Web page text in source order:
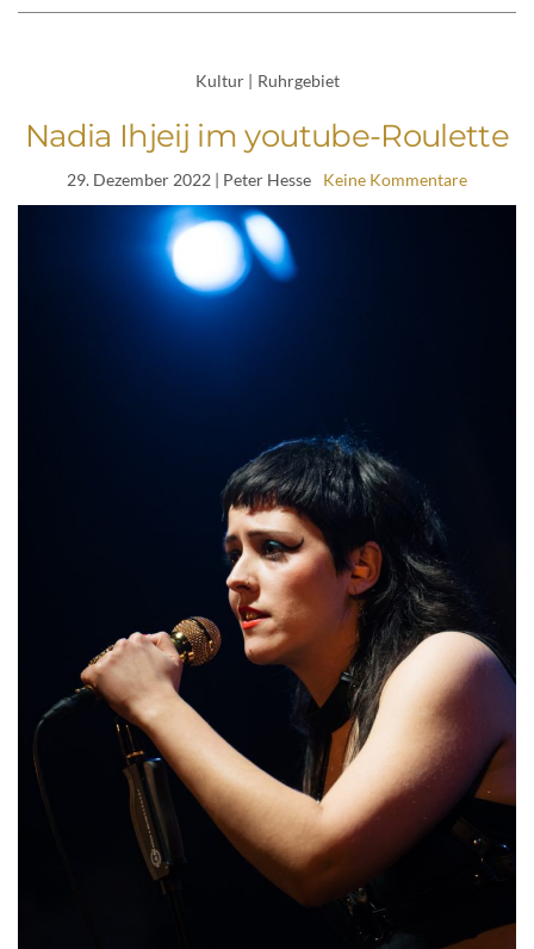
Kultur | Ruhrgebiet
Nadia Ihjeij im youtube-Roulette
29. Dezember 2022 | Peter Hesse Keine Kommentare